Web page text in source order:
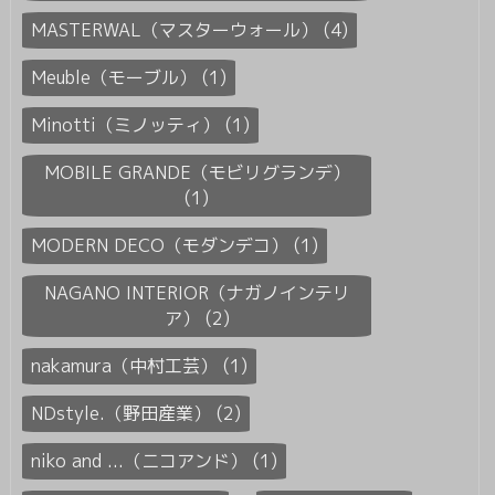
MASTERWAL（マスターウォール） (4)
Meuble（モーブル） (1)
Minotti（ミノッティ） (1)
MOBILE GRANDE（モビリグランデ）
(1)
MODERN DECO（モダンデコ） (1)
NAGANO INTERIOR（ナガノインテリ
ア） (2)
nakamura（中村工芸） (1)
NDstyle.（野田産業） (2)
niko and ...（ニコアンド） (1)